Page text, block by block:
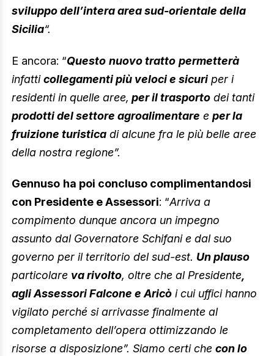
sviluppo dell’intera area sud-orientale della
Sicilia“.
E ancora: “Questo nuovo tratto permetterà
infatticollegamenti più veloci e sicuri per i
residenti in quelle aree, per il trasporto dei tanti
prodotti del settore agroalimentare e per la
fruizione turistica di alcune fra le più belle aree
della nostra regione”.
Gennuso ha poi concluso complimentandosi
con Presidente e Assessori: “Arriva a
compimento dunque ancora un impegno
assunto dal Governatore Schifani e dal suo
governo per il territorio del sud-est. Un plauso
particolare va rivolto, oltre che al Presidente,
agli Assessori Falcone e Aricò i cui uffici hanno
vigilato perché si arrivasse finalmente al
completamento dell’opera ottimizzando le
risorse a disposizione”. Siamo certi che con lo